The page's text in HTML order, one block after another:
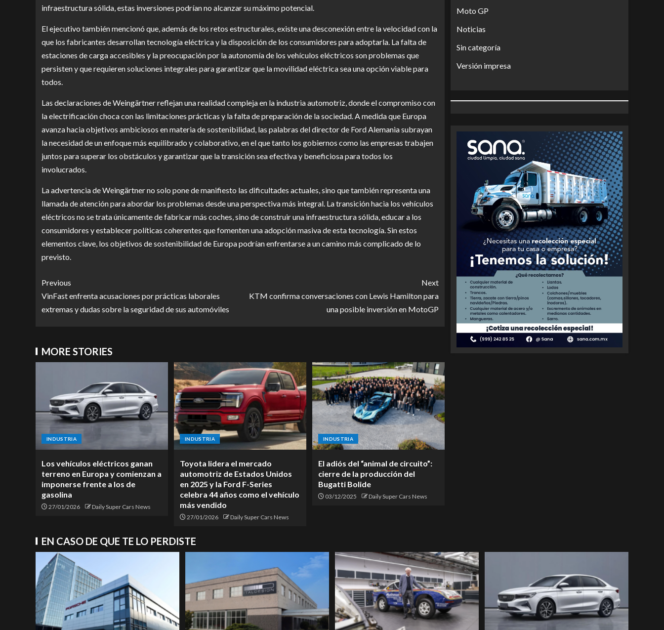
infraestructura sólida, estas inversiones podrían no alcanzar su máximo potencial.
El ejecutivo también mencionó que, además de los retos estructurales, existe una desconexión entre la velocidad con la
que los fabricantes desarrollan tecnología eléctrica y la disposición de los consumidores para adoptarla. La falta de
estaciones de carga accesibles y la preocupación por la autonomía de los vehículos eléctricos son problemas que
persisten y que requieren soluciones integrales para garantizar que la movilidad eléctrica sea una opción viable para
todos.
Las declaraciones de Weingärtner reflejan una realidad compleja en la industria automotriz, donde el compromiso con
la electrificación choca con las limitaciones prácticas y la falta de preparación de la sociedad. A medida que Europa
avanza hacia objetivos ambiciosos en materia de sostenibilidad, las palabras del director de Ford Alemania subrayan
la necesidad de un enfoque más equilibrado y colaborativo, en el que tanto los gobiernos como las empresas trabajen
juntos para superar los obstáculos y garantizar que la transición sea efectiva y beneficiosa para todos los
involucrados.
La advertencia de Weingärtner no solo pone de manifiesto las dificultades actuales, sino que también representa una
llamada de atención para abordar los problemas desde una perspectiva más integral. La transición hacia los vehículos
eléctricos no se trata únicamente de fabricar más coches, sino de construir una infraestructura sólida, educar a los
consumidores y establecer políticas coherentes que fomenten una adopción masiva de esta tecnología. Sin estos
elementos clave, los objetivos de sostenibilidad de Europa podrían enfrentarse a un camino más complicado de lo
previsto.
Previous
VinFast enfrenta acusaciones por prácticas laborales
extremas y dudas sobre la seguridad de sus automóviles
Next
KTM confirma conversaciones con Lewis Hamilton para
una posible inversión en MotoGP
MORE STORIES
INDUSTRIA
Los vehículos eléctricos ganan
terreno en Europa y comienzan a
imponerse frente a los de
gasolina
27/01/2026 Daily Super Cars News
INDUSTRIA
Toyota lidera el mercado
automotriz de Estados Unidos
en 2025 y la Ford F-Series
celebra 44 años como el vehículo
más vendido
27/01/2026 Daily Super Cars News
INDUSTRIA
El adiós del “animal de circuito”:
cierre de la producción del
Bugatti Bolide
03/12/2025 Daily Super Cars News
Moto GP
Noticias
Sin categoría
Versión impresa
EN CASO DE QUE TE LO PERDISTE